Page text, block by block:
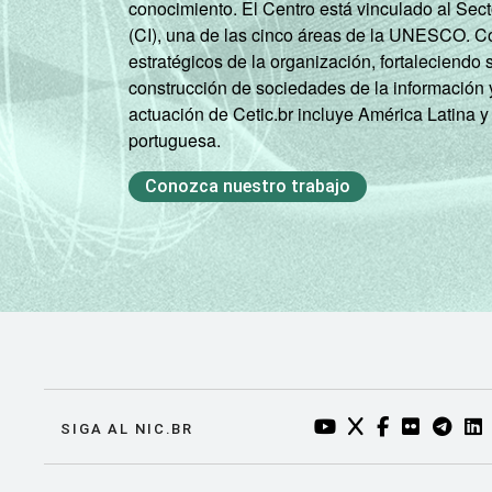
Mais de 10
SM
88
Classe
social
2008
Classe A 89
Classe B 71
Classe C 52
Classe D/ E 45
Classe
Classe A 88
Classe C 52
conocimiento. El Centro está vinculado al
(CI), una de las cinco áreas de la UNESCO.
estratégicos de la organización, fortaleciendo
construcción de sociedades de la
actuación de Cetic.br incluye América Latina
portuguesa.
Conozca nuestro trabajo
SIGA AL NIC.BR YOUTUBE DO NIC.BR
TWITTER DO
FACEBOOK
FLICKR